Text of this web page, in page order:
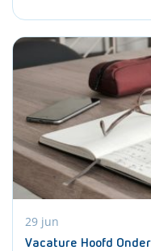
29 jun
Vacature Hoofd